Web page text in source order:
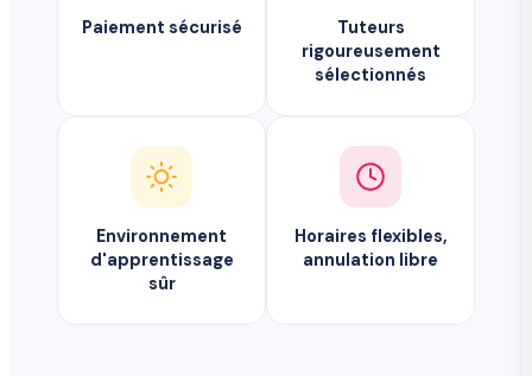
Paiement sécurisé
Tuteurs
rigoureusement
sélectionnés
Environnement
d'apprentissage
sûr
Horaires flexibles,
annulation libre